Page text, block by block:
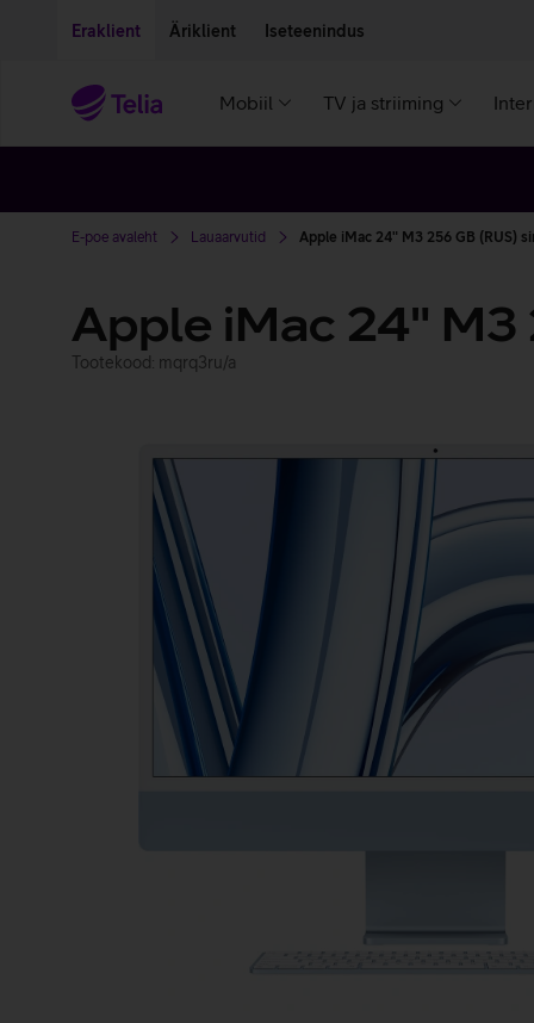
Eraklient Äriklient Iseteenindus
Mobiil TV ja striiming
E-poe avaleht Lauaarvutid Apple iMac 24" M3 256 GB (RUS)
Apple iMac 24" M3
Tootekood: mqrq3ru/a